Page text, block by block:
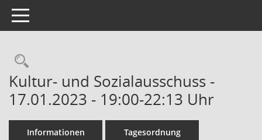
Toggle navigation
Rechercheauswahl
Kultur- und Sozialausschuss -
17.01.2023 - 19:00-22:13 Uhr
Informationen Tagesordnung